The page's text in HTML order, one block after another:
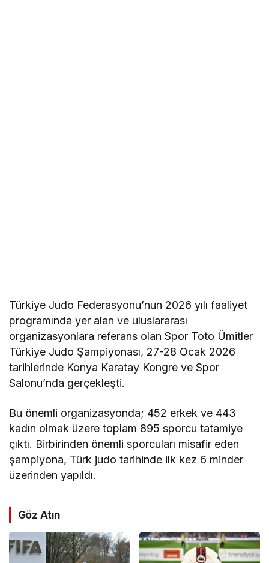
Türkiye Judo Federasyonu’nun 2026 yılı faaliyet
programında yer alan ve uluslararası
organizasyonlara referans olan Spor Toto Ümitler
Türkiye Judo Şampiyonası, 27-28 Ocak 2026
tarihlerinde Konya Karatay Kongre ve Spor
Salonu’nda gerçekleşti.
Bu önemli organizasyonda; 452 erkek ve 443
kadın olmak üzere toplam 895 sporcu tatamiye
çıktı. Birbirinden önemli sporcuları misafir eden
şampiyona, Türk judo tarihinde ilk kez 6 minder
üzerinden yapıldı.
Göz Atın